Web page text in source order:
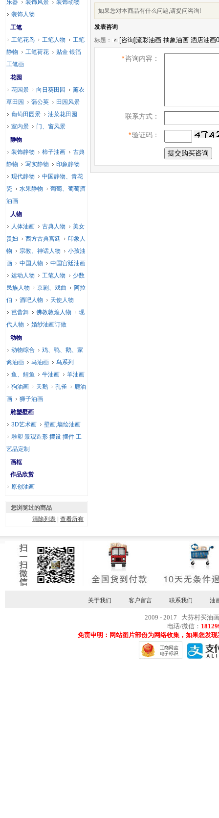
如果您对本商品有什么问题,请提问咨询!
发表咨询
标题：
*咨询内容：
联系方式：
*验证码：
乐器 装饰风景
装饰动物
装饰人物
工笔
工笔花鸟
工笔人物
工笔
静物
工笔荷花
贴金 银箔
工笔画
花园
花园景
向日葵田园
薰衣
草田园
蒲公英
田园风景
葡萄田园景
油菜花田园
室内景
门、窗风景
静物
装饰静物
柿子油画
古典
静物
写实静物
印象静物
现代静物
中国静物、青花
瓷
水果静物
葡萄、葡萄酒
油画
人物
人体油画
古典人物
美女
贵妇
西方古典宫廷
印象人
物
宗教、神话人物
小孩油
画
中国人物
中国宫廷油画
运动人物
工笔人物
少数
民族人物
京剧、戏曲
阿拉
伯
酒吧人物
天使人物
芭蕾舞
佛教敦煌人物
现
代人物
婚纱油画订做
动物
动物综合
鸡、鸭、鹅、家
禽油画
马油画
鸟系列
鱼、鲤鱼
牛油画
羊油画
狗油画
天鹅 孔雀
鹿油
画
狮子油画
雕塑壁画
3D艺术画
壁画,墙绘油画
雕塑 景观造形 摆设 摆件 工
艺品定制
画框
作品欣赏
原创油画
您浏览过的商品
清除列表 |查看所有
关于我们 客户留言 联系我们 油
2009 - 2017 大芬村买油
电话/微信：
免责申明：网站图片部份为网络收集，如果您发